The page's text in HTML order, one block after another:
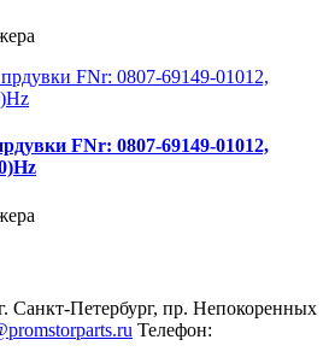
FNr: 0807-69149-01012,
Санкт-Петербург, пр. Непокоренных
Телефон: